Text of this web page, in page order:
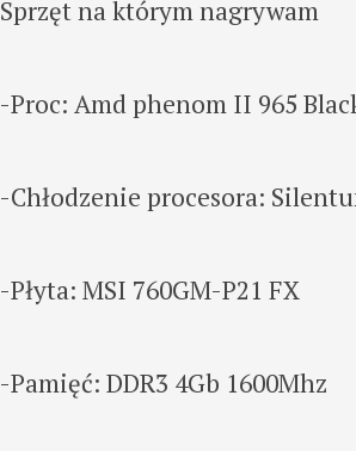
Sprzęt na którym nagrywam
-Proc: Amd phenom II 965
-Chłodzenie procesora:
-Płyta: MSI 760GM-P21 FX
-Pamięć: DDR3 4Gb 1600Mhz